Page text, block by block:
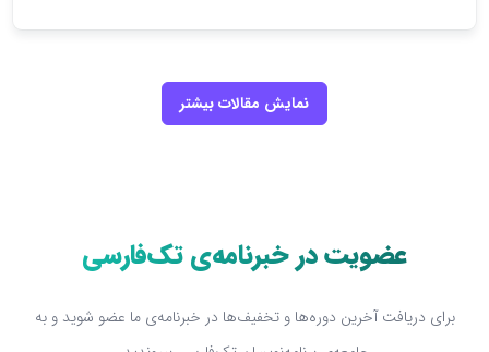
نمایش مقالات بیشتر
عضویت در خبرنامه‌ی تک‌فارسی
برای دریافت آخرین دوره‌ها و تخفیف‌ها در خبرنامه‌ی ما عضو شوید و به